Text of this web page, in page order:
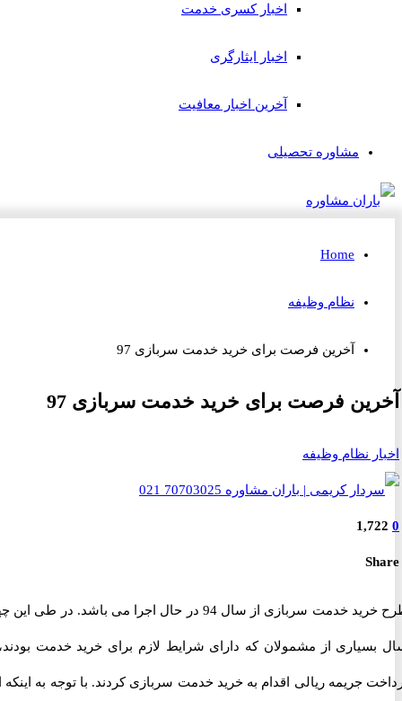
اخبار کسری خدمت
اخبار ایثارگری
آخرین اخبار معافیت
مشاوره تحصیلی
Home
نظام وظیفه
آخرین فرصت برای خرید خدمت سربازی 97
فرصت برای خرید خدمت سربازی 97
نظام وظیفه
طرح خرید خدمت سربازی از سال 94 در حال اجرا می باشد. در طی این چهار
از مشمولان که دارای شرایط لازم برای خرید خدمت بودند، با
جریمه ریالی اقدام به خرید خدمت سربازی کردند. با توجه به اینکه این